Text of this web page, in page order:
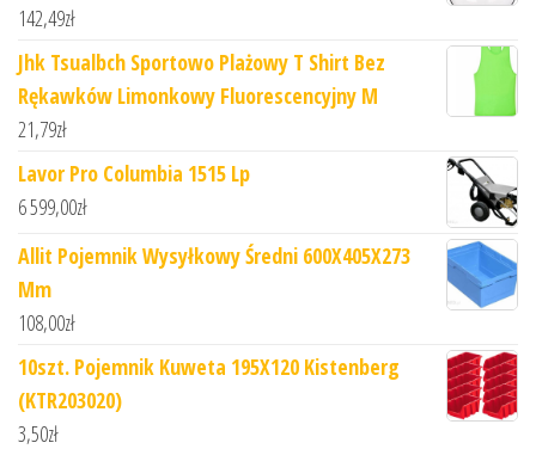
142,49zł
Jhk Tsualbch Sportowo Plażowy T Shirt Bez
Rękawków Limonkowy Fluorescencyjny M
21,79zł
Lavor Pro Columbia 1515 Lp
6 599,00zł
Allit Pojemnik Wysyłkowy Średni 600X405X273
Mm
108,00zł
10szt. Pojemnik Kuweta 195X120 Kistenberg
(KTR203020)
3,50zł